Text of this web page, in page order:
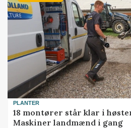
PLANTER
18 montører står klar i
Maskiner landmænd i gang